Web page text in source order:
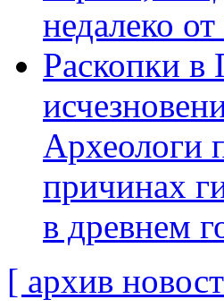
недалеко
Раскопки в
Археологи
причинах
в древнем
[ архив